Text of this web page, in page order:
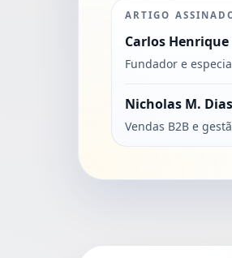
ARTIGO
Carlos Henrique
Fundador e
Nicholas M. Dias
Vendas B2B e